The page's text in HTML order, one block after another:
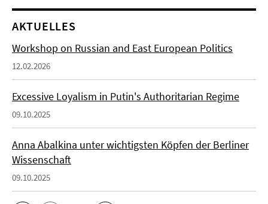
AKTUELLES
Workshop on Russian and East European Politics
12.02.2026
Excessive Loyalism in Putin's Authoritarian Regime
09.10.2025
Anna Abalkina unter wichtigsten Köpfen der Berliner
Wissenschaft
09.10.2025